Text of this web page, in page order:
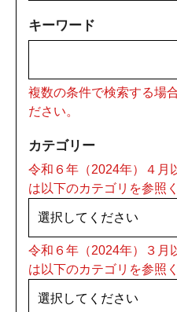
キーワード
複数の条件で検索する場
ださい。
カテゴリー
令和６年（2024年）４月
は以下のカテゴリを参照
令和６年（2024年）３月
は以下のカテゴリを参照